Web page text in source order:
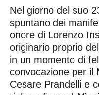
Nel giorno del suo
spuntano dei
onore di Lorenzo
originario proprio
in un momento di
convocazione per il
Cesare Prandelli e